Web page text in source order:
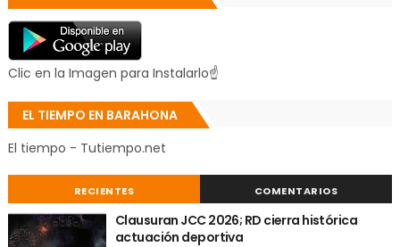
Clic en la Imagen para Instalarlo☝
EL TIEMPO EN BARAHONA
El tiempo - Tutiempo.net
RECIENTES COMENTARIOS
Clausuran JCC 2026; RD cierra histórica
actuación deportiva